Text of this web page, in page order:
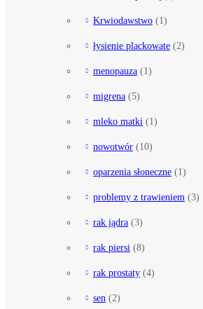
Krwiodawstwo (1)
łysienie plackowate (2)
menopauza (1)
migrena (5)
mleko matki (1)
nowotwór (10)
oparzenia słoneczne (1)
problemy z trawieniem (3)
rak jądra (3)
rak piersi (8)
rak prostaty (4)
sen (2)